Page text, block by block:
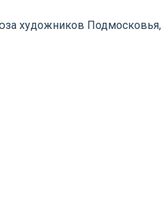
художников Подмосковья,